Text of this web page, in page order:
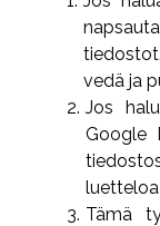
napsauta
vedä ja
Jos
Google
Tämä